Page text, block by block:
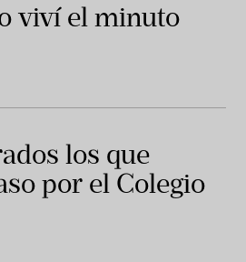
viví el minuto
los que
por el Colegio